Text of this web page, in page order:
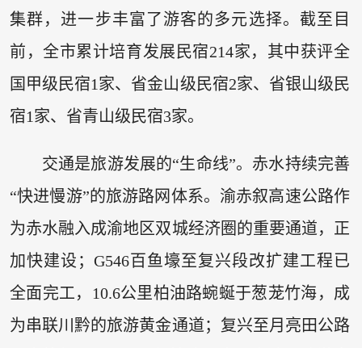
集群，进一步丰富了游客的多元选择。截至目
前，全市累计培育发展民宿214家，其中获评全
国甲级民宿1家、省金山级民宿2家、省银山级民
宿1家、省青山级民宿3家。
交通是旅游发展的“生命线”。赤水持续完善
“快进慢游”的旅游路网体系。渝赤叙高速公路作
为赤水融入成渝地区双城经济圈的重要通道，正
加快建设；G546百鱼壕至复兴段改扩建工程已
全面完工，10.6公里柏油路蜿蜒于葱茏竹海，成
为串联川黔的旅游黄金通道；复兴至月亮田公路